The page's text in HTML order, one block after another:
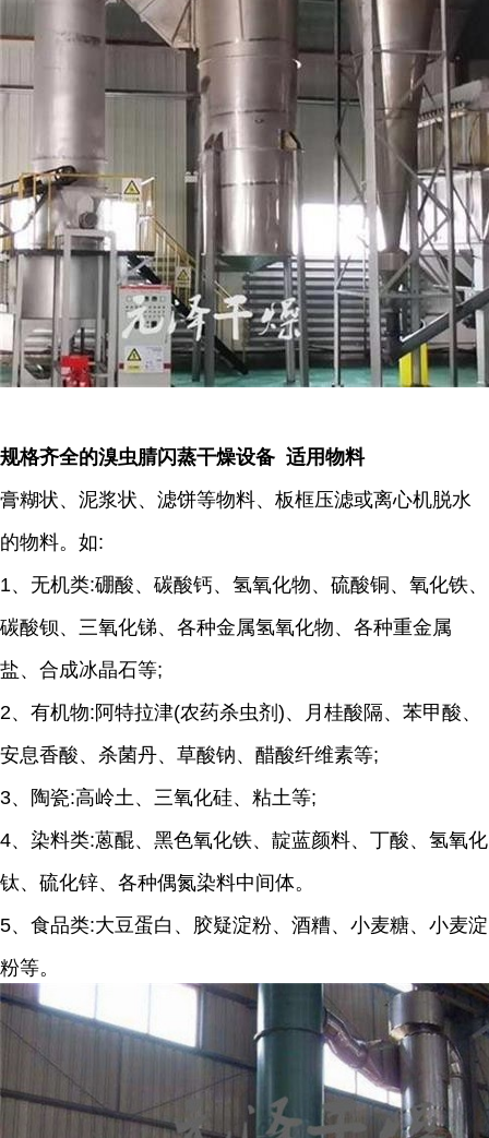
规格齐全的溴虫腈闪蒸干燥设备 适用物料
膏糊状、泥浆状、滤饼等物料、板框压滤或离心机脱水
的物料。如:
1、无机类:硼酸、碳酸钙、氢氧化物、硫酸铜、氧化铁、
碳酸钡、三氧化锑、各种金属氢氧化物、各种重金属
盐、合成冰晶石等;
2、有机物:阿特拉津(农药杀虫剂)、月桂酸隔、苯甲酸、
安息香酸、杀菌丹、草酸钠、醋酸纤维素等;
3、陶瓷:高岭土、三氧化硅、粘土等;
4、染料类:蒽醌、黑色氧化铁、靛蓝颜料、丁酸、氢氧化
钛、硫化锌、各种偶氮染料中间体。
5、食品类:大豆蛋白、胶疑淀粉、酒糟、小麦糖、小麦淀
粉等。